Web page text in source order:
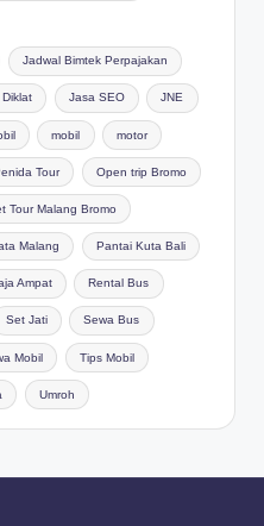
Jadwal Bimtek Perpajakan
Jasa SEO JNE
mobil motor
Tour Open trip Bromo
Tour Malang Bromo
Malang Pantai Kuta Bali
Ampat Rental Bus
Set Jati Sewa Bus
Mobil Tips Mobil
Umroh